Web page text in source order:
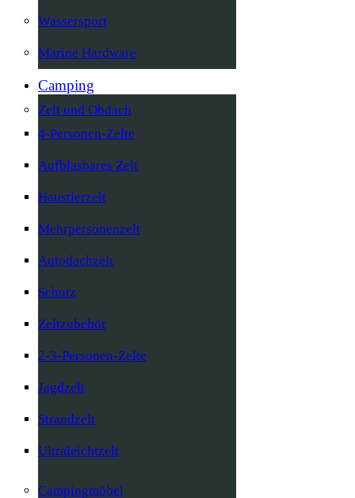
Wassersport
Marine Hardware
Camping
Zelt und Obdach
4-Personen-Zelte
Aufblasbares Zelt
Haustierzelt
Mehrpersonenzelt
Autodachzelt
Schutz
Zeltzubehör
2-3-Personen-Zelte
Jagdzelt
Strandzelt
Ultraleichtzelt
Campingmöbel